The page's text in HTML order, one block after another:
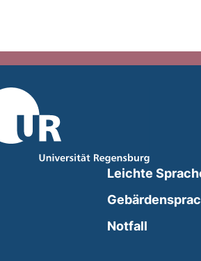
link, opens in a new window)
Leichte
Notfall